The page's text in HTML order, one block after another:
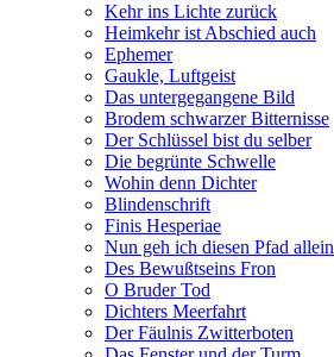
Kehr ins Lichte zurück
Heimkehr ist Abschied auch
Ephemer
Gaukle, Luftgeist
Das untergegangene Bild
Brodem schwarzer Bitternisse
Der Schlüssel bist du selber
Die begrünte Schwelle
Wohin denn Dichter
Blindenschrift
Finis Hesperiae
Nun geh ich diesen Pfad allein
Des Bewußtseins Fron
O Bruder Tod
Dichters Meerfahrt
Der Fäulnis Zwitterboten